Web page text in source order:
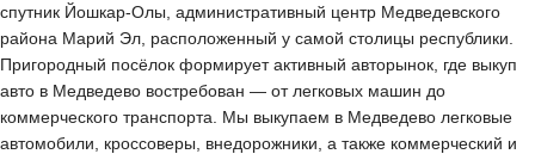
спутник Йошкар-Олы, административный центр Медведевского
района Марий Эл, расположенный у самой столицы республики.
Пригородный посёлок формирует активный авторынок, где выкуп
авто в Медведево востребован — от легковых машин до
коммерческого транспорта. Мы выкупаем в Медведево легковые
автомобили, кроссоверы, внедорожники, а также коммерческий и